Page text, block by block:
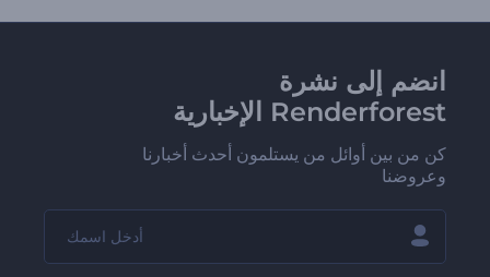
انضم إلى نشرة
Renderforest الإخبارية
كن من بين أوائل من يستلمون أحدث أخبارنا
وعروضنا